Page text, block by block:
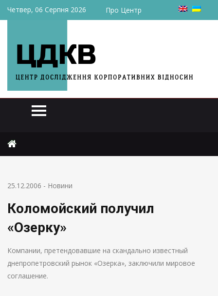
Четвер, 06 Серпня 2026 Про Центр
25.12.2006 - Новини
Коломойский получил
«Озерку»
Компании, претендовавшие на скандально известный
днепропетровский рынок «Озерка», заключили мировое
соглашение.